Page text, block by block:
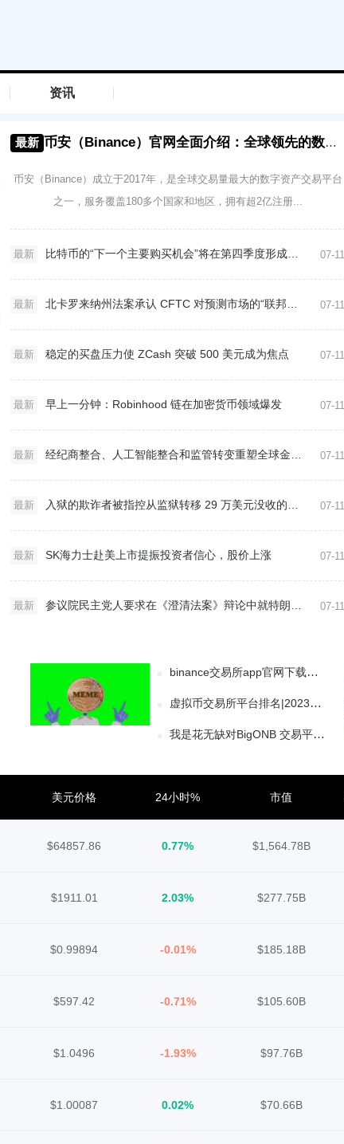
资讯
最新 币安（Binance）官网全面介绍：全球领先的数字资产交易平台
币安（Binance）成立于2017年，是全球交易量最大的数字资产交易平台
之一，服务覆盖180多个国家和地区，拥有超2亿注册...
最新 07-11
最新 07-11
最新 稳定的买盘压力使 ZCash 突破 500 美元成为焦点 07-11
最新 早上一分钟：Robinhood 链在加密货币领域爆发 07-11
最新 07-11
最新 07-11
最新 SK海力士赴美上市提振投资者信心，股价上涨 07-11
最新 07-11
binance交易所app官网下载免费下载 binance交易app最新版
虚拟币交易所平台排名|2023权威榜单玩币必看
我是花无缺对BigONB 交易平台的点评
美元价格 24小时% 市值
$64857.86 0.77% $1,564.78B
$1911.01 2.03% $277.75B
$0.99894 -0.01% $185.18B
$597.42 -0.71% $105.60B
$1.0496 -1.93% $97.76B
$1.00087 0.02% $70.66B